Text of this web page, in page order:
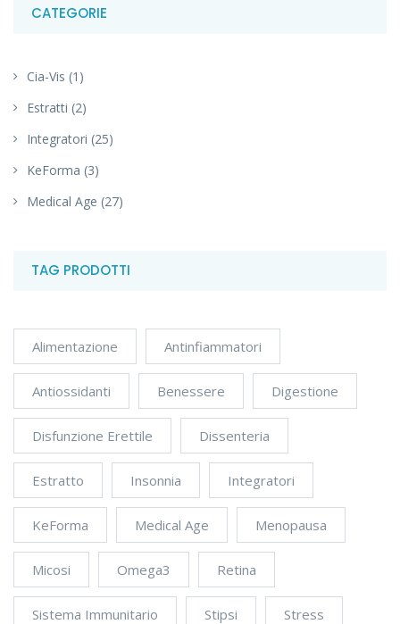
CATEGORIE
Cia-Vis (1)
Estratti (2)
Integratori (25)
KeForma (3)
Medical Age (27)
TAG PRODOTTI
Alimentazione Antinfiammatori
Antiossidanti Benessere Digestione
Disfunzione Erettile Dissenteria
Estratto Insonnia Integratori
KeForma Medical Age Menopausa
Micosi Omega3 Retina
Sistema Immunitario Stipsi Stress